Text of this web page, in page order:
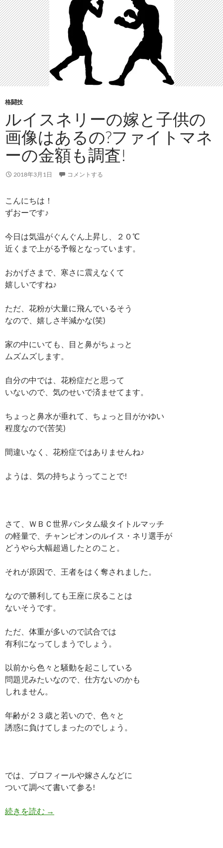
格闘技
ルイスネリーの嫁と子供の
画像はあるの?ファイトマネ
ーの金額も調査!
2018年3月1日 コメントする
こんにちは！
ずおーです♪
今日は気温がぐんぐん上昇し、２０℃
近くまで上がる予報となっています。
おかげさまで、寒さに震えなくて
嬉しいですね♪
ただ、花粉が大量に飛んでいるそう
なので、嬉しさ半減かな(笑)
家の中にいても、目と鼻がちょっと
ムズムズします。
自分の中では、花粉症だと思って
いないので、気のせいで済ませてます。
ちょっと鼻水が垂れて、ちょっと目がかゆい
程度なので(苦笑)
間違いなく、花粉症ではありませんね♪
ようは、気の持ちようってことで!
さて、ＷＢＣ世界バンタム級タイトルマッチ
の軽量で、チャンピオンのルイス・ネリ選手が
どうやら大幅超過したとのこと。
それが原因で、王者をはく奪されました。
なので勝利しても王座に戻ることは
ないそうです。
ただ、体重が多いので試合では
有利になってしまうでしょう。
以前から色々と騒動を起こしている
問題児みたいなので、仕方ないのかも
しれません。
年齢が２３歳と若いので、色々と
誘惑に負けてしまったのでしょう。
では、プロフィールや嫁さんなどに
ついて調べて書いて参る!
続きを読む ルイスネリーの嫁と子供の画像はあるの?ファイ
→